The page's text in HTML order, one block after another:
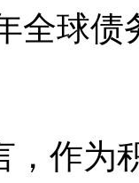
全球
作为